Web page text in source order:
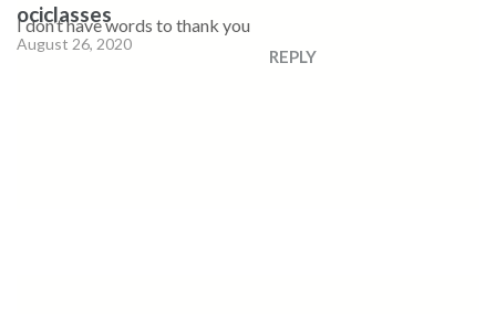
ociclasses
August 26, 2020
I don’t have words to thank you
REPLY